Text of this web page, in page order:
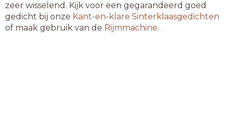
zeer wisselend. Kijk voor een gegarandeerd goed
gedicht bij onze Kant-en-klare Sinterklaasgedichten
of maak gebruik van de Rijmmachine.